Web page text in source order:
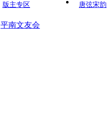
版主专区
唐弦宋韵
平南文友会